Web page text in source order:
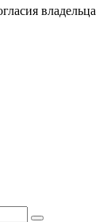
владельца